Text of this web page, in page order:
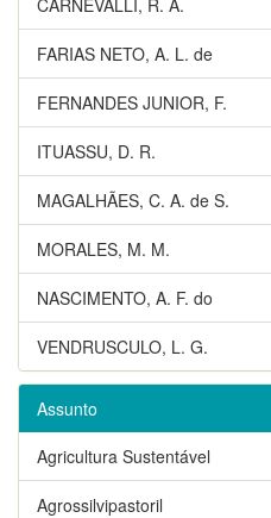
FARIAS NETO, A. L. de
FERNANDES JUNIOR, F.
ITUASSU, D. R.
MAGALHÃES, C. A. de S.
MORALES, M. M.
NASCIMENTO, A. F. do
VENDRUSCULO, L. G.
Assunto
Agricultura Sustentável
Agrossilvipastoril